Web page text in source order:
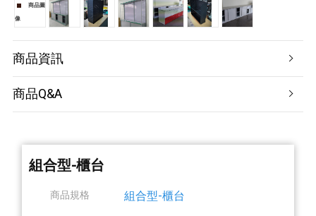
商品圖
像
商品資訊
商品Q&A
組合型-櫃台
商品規格 組合型-櫃台